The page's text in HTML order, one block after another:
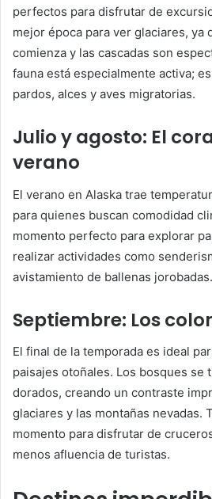
perfectos para disfrutar de
mejor época para ver glaciares, ya
comienza y las cascadas son
fauna está especialmente activa;
pardos, alces y aves migratorias.
Julio y agosto: El
verano
El verano en Alaska trae
para quienes buscan comodidad
momento perfecto para explorar
realizar actividades como
avistamiento de ballenas jorobadas.
Septiembre: Los
El final de la temporada es ideal
paisajes otoñales. Los bosques se
dorados, creando un contraste
glaciares y las montañas nevadas.
momento para disfrutar de
menos afluencia de turistas.